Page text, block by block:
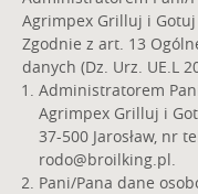
Agrimpex Grilluj i
Zgodnie z art. 13
danych (Dz. Urz. UE.L
Administratorem
Agrimpex Grilluj i
37-500 Jarosław, nr
rodo@broilking.pl.
Pani/Pana dane